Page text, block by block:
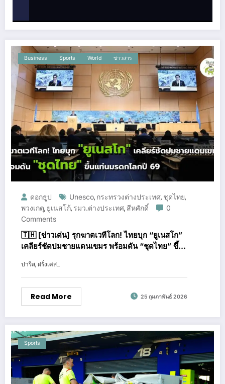
Business Sports World ข่าวสาร
ดอกธูป Unesco, กระทรวงต่างประเทศ, ชุดไทย,
พวงเกตุ, ยูเนสโก้, รมว.ต่างประเทศ, สีหศักดิ์
0
Comments
🇹🇭 [ข่าวเด่น] รุกฆาตเวทีโลก! ไทยบุก “ยูเนสโก”
เคลียร์ชัดปมชายแดนเขมร พร้อมดัน “ชุดไทย” ขึ้น
ปารีส, ฝรั่งเศส…
Read More 25 กุมภาพันธ์ 2026
Sports